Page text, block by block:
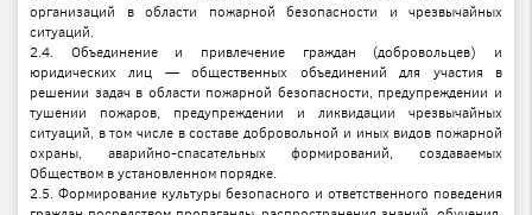
организаций в области пожарной безопасности и чрезвычайных
ситуаций.
2.4. Объединение и привлечение граждан (добровольцев) и
юридических лиц — общественных объединений для участия в
решении задач в области пожарной безопасности, предупреждении и
тушении пожаров, предупреждении и ликвидации чрезвычайных
ситуаций, в том числе в составе добровольной и иных видов пожарной
охраны, аварийно-спасательных формирований, создаваемых
Обществом в установленном порядке.
2.5. Формирование культуры безопасного и ответственного поведения